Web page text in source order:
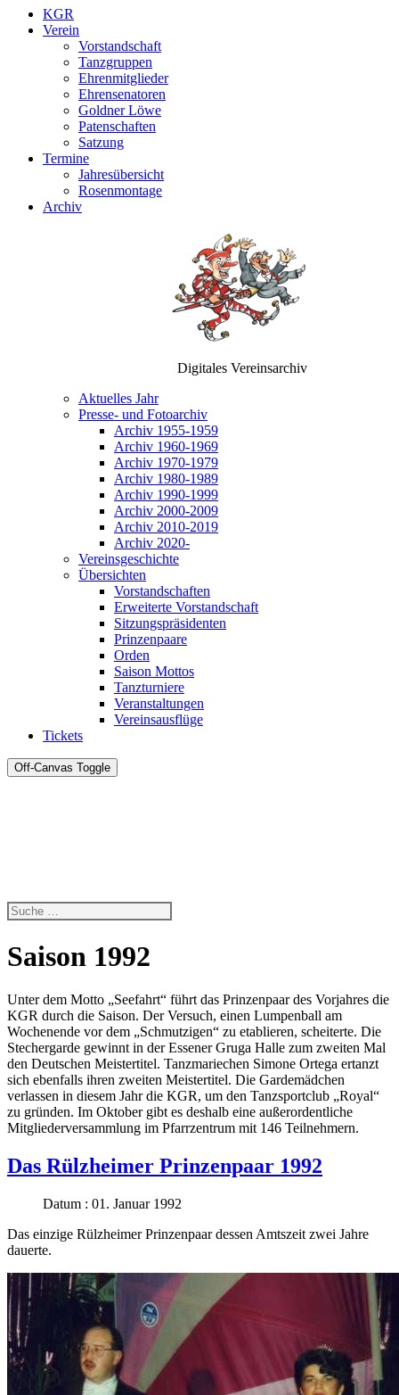
KGR
Verein
Vorstandschaft
Tanzgruppen
Ehrenmitglieder
Ehrensenatoren
Goldner Löwe
Patenschaften
Satzung
Termine
Jahresübersicht
Rosenmontage
Archiv
Digitales Vereinsarchiv
Aktuelles Jahr
Presse- und Fotoarchiv
Archiv 1955-1959
Archiv 1960-1969
Archiv 1970-1979
Archiv 1980-1989
Archiv 1990-1999
Archiv 2000-2009
Archiv 2010-2019
Archiv 2020-
Vereinsgeschichte
Übersichten
Vorstandschaften
Erweiterte Vorstandschaft
Sitzungspräsidenten
Prinzenpaare
Orden
Saison Mottos
Tanzturniere
Veranstaltungen
Vereinsausflüge
Tickets
Off-Canvas Toggle
Saison 1992
Unter dem Motto „Seefahrt“ führt das Prinzenpaar des Vorjahres die
KGR durch die Saison. Der Versuch, einen Lumpenball am
Wochenende vor dem „Schmutzigen“ zu etablieren, scheiterte. Die
Stechergarde gewinnt in der Essener Gruga Halle zum zweiten Mal
den Deutschen Meistertitel. Tanzmariechen Simone Ortega ertanzt
sich ebenfalls ihren zweiten Meistertitel. Die Gardemädchen
verlassen in diesem Jahr die KGR, um den Tanzsportclub „Royal“
zu gründen. Im Oktober gibt es deshalb eine außerordentliche
Mitgliederversammlung im Pfarrzentrum mit 146 Teilnehmern.
Das Rülzheimer Prinzenpaar 1992
Datum : 01. Januar 1992
Das einzige Rülzheimer Prinzenpaar dessen Amtszeit zwei Jahre
dauerte.